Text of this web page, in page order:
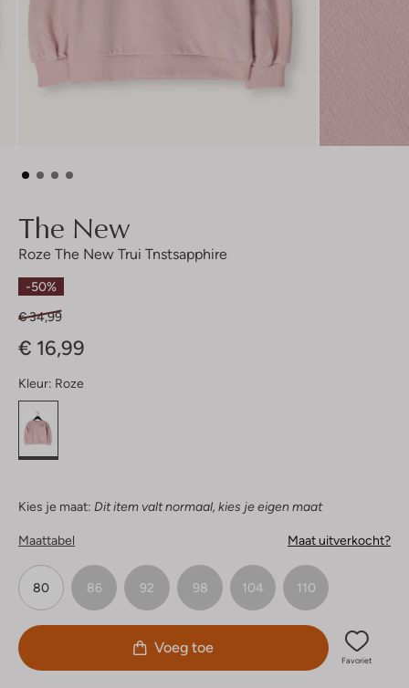
The New
Roze The New Trui Tnstsapphire
-50%
€ 34,99
€ 16,99
Kleur: Roze
Kies je maat: Dit item valt normaal, kies je eigen maat
Maattabel Maat uitverkocht?
80 86 92 98 104 110
Voeg toe
Favoriet